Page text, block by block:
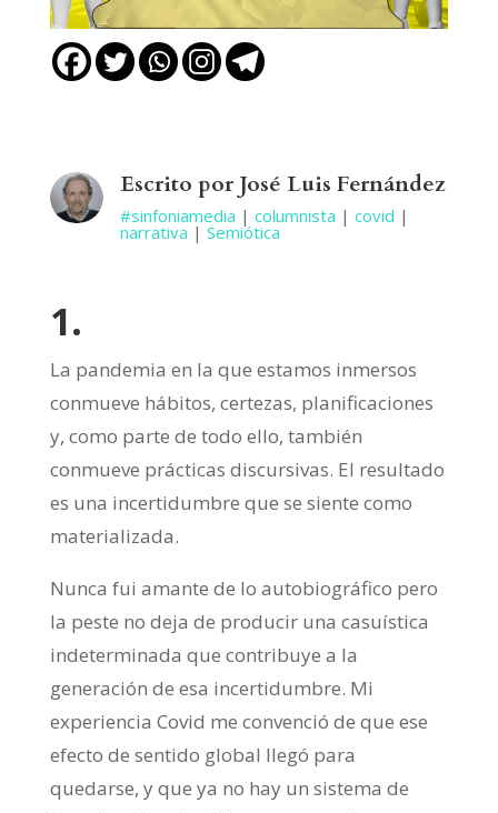
Escrito por José Luis Fernández
#sinfoniamedia | columnista | covid |
narrativa | Semiótica
1.
La pandemia en la que estamos inmersos
conmueve hábitos, certezas, planificaciones
y, como parte de todo ello, también
conmueve prácticas discursivas. El resultado
es una incertidumbre que se siente como
materializada.
Nunca fui amante de lo autobiográfico pero
la peste no deja de producir una casuística
indeterminada que contribuye a la
generación de esa incertidumbre. Mi
experiencia Covid me convenció de que ese
efecto de sentido global llegó para
quedarse, y que ya no hay un sistema de